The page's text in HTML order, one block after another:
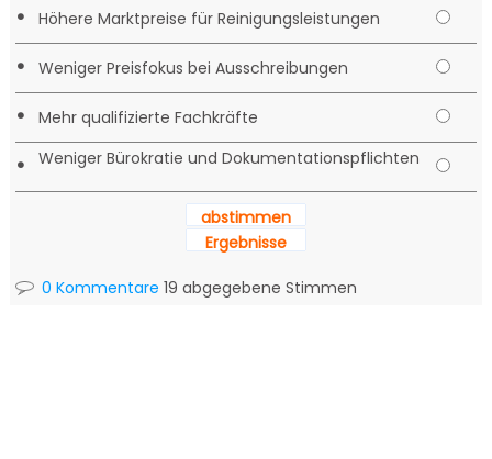
• Höhere Marktpreise für Reinigungsleistungen
• Weniger Preisfokus bei Ausschreibungen
• Mehr qualifizierte Fachkräfte
• Weniger Bürokratie und Dokumentationspflichten
abstimmen
Ergebnisse
0 Kommentare 19 abgegebene Stimmen